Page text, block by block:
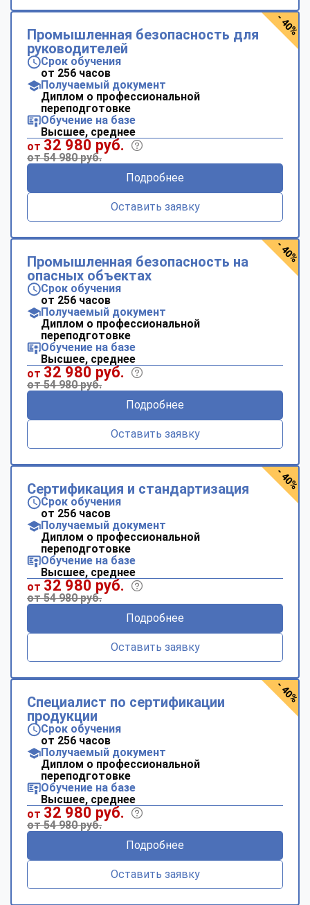
Промышленная безопасность для
руководителей
Срок обучения
от 256 часов
Получаемый документ
Диплом о профессиональной
переподготовке
Обучение на базе
Высшее, среднее
от 32 980 руб.
от 54 980 руб.
Подробнее
Оставить заявку
- 40%
Промышленная безопасность на
опасных объектах
Срок обучения
от 256 часов
Получаемый документ
Диплом о профессиональной
переподготовке
Обучение на базе
Высшее, среднее
от 32 980 руб.
от 54 980 руб.
Подробнее
Оставить заявку
- 40%
Сертификация и стандартизация
Срок обучения
от 256 часов
Получаемый документ
Диплом о профессиональной
переподготовке
Обучение на базе
Высшее, среднее
от 32 980 руб.
от 54 980 руб.
Подробнее
Оставить заявку
- 40%
Специалист по сертификации
продукции
Срок обучения
от 256 часов
Получаемый документ
Диплом о профессиональной
переподготовке
Обучение на базе
Высшее, среднее
от 32 980 руб.
от 54 980 руб.
Подробнее
Оставить заявку
- 40%